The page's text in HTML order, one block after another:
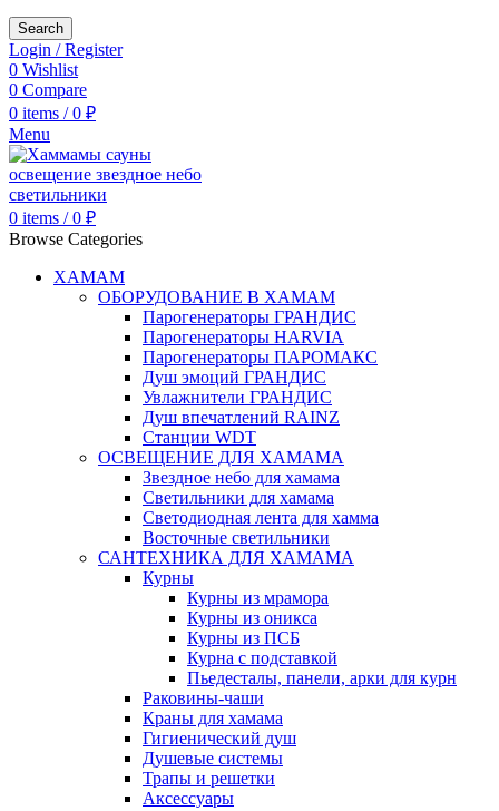
Search
Login / Register
0 Wishlist
0 Compare
0 items / 0 ₽
Menu
0 items / 0 ₽
Browse Categories
ХАМАМ
ОБОРУДОВАНИЕ В ХАМАМ
Парогенераторы ГРАНДИС
Парогенераторы HARVIA
Парогенераторы ПАРОМАКС
Душ эмоций ГРАНДИС
Увлажнители ГРАНДИС
Душ впечатлений RAINZ
Станции WDT
ОСВЕЩЕНИЕ ДЛЯ ХАМАМА
Звездное небо для хамама
Светильники для хамама
Светодиодная лента для хамма
Восточные светильники
САНТЕХНИКА ДЛЯ ХАМАМА
Курны
Курны из мрамора
Курны из оникса
Курны из ПСБ
Курна с подставкой
Пьедесталы, панели, арки для курн
Раковины-чаши
Краны для хамама
Гигиенический душ
Душевые системы
Трапы и решетки
Аксессуары